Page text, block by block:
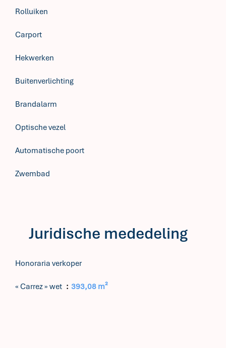
Rolluiken
Carport
Hekwerken
Buitenverlichting
Brandalarm
Optische vezel
Automatische poort
Zwembad
Juridische mededeling
Honoraria verkoper
« Carrez » wet 393,08 m²